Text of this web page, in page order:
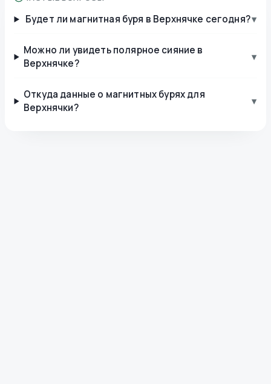
Будет ли магнитная буря в Верхнячке сегодня?▾
Можно ли увидеть полярное сияние в
Верхнячке?
▾
Откуда данные о магнитных бурях для
Верхнячки?
▾